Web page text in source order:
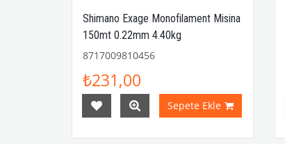
Shimano Exage Monofilament Misina
150mt 0.22mm 4.40kg
8717009810456
₺231,00
Sepete Ekle